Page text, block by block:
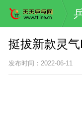
挺拔新款灵
发布时间：2022-06-11